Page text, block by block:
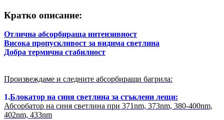
Кратко описание:
Отлична абсорбираща интензивност
Висока пропускливост за видима светлина
Добра термична стабилност
Произвеждаме и следните абсорбиращи багрила:
1.Блокатор на синя светлина за стъклени лещи:
Абсорбатор на синя светлина при 371nm, 373nm, 380-400nm,
402nm, 433nm